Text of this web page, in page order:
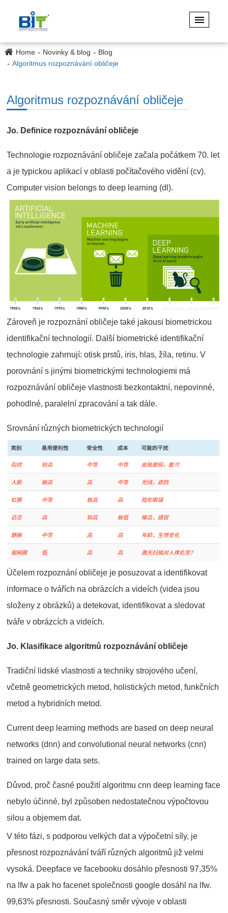
Home Novinky & blog
Blog
Algoritmus rozpoznávání obličeje
Algoritmus rozpoznávání obličeje
Jo. Definice rozpoznávání obličeje
Technologie rozpoznávání obličeje začala počátkem 70. let
a je typickou aplikací v oblasti počítačového vidění (cv).
Computer vision belongs to deep learning (dl).
Zároveň je rozpoznání obličeje také jakousi biometrickou
identifikační technologií. Další biometrické identifikační
technologie zahrnují: otisk prstů, iris, hlas, žíla, retinu. V
porovnání s jinými biometrickými technologiemi má
rozpoznávání obličeje vlastnosti bezkontaktní, nepovinné,
pohodlné, paralelní zpracování a tak dále.
Srovnání různých biometrických technologií
Účelem rozpoznání obličeje je posuzovat a identifikovat
informace o tvářích na obrázcích a videích (videa jsou
složeny z obrázků) a detekovat, identifikovat a sledovat
tváře v obrázcích a videích.
Jo. Klasifikace algoritmů rozpoznávání obličeje
Tradiční lidské vlastnosti a techniky strojového učení,
včetně geometrických metod, holistických metod, funkčních
metod a hybridních metod.
Current deep learning methods are based on deep neural
networks (dnn) and convolutional neural networks (cnn)
trained on large data sets.
Důvod, proč časné použití algoritmu cnn deep learning face
nebylo účinné, byl způsoben nedostatečnou výpočtovou
silou a objemem dat.
V této fázi, s podporou velkých dat a výpočetní síly, je
přesnost rozpoznávání tváří různých algoritmů již velmi
vysoká. Deepface ve facebooku dosáhlo přesnosti 97,35%
na lfw a pak ho facenet společnosti google dosáhl na lfw.
99,63% přesnosti. Současný směr vývoje v oblasti